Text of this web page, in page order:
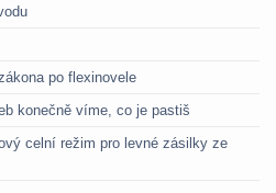
po flexinovele
konečně víme, co je pastiš
celní režim pro levné zásilky ze